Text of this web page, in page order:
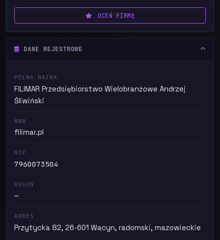
OCEŃ FIRMĘ
DANE REJESTROWE
PEŁNA NAZWA
FILIMAR Przedsiębiorstwo Wielobranżowe Andrzej
Śliwiński
WWW
filimar.pl
NIP
7960073504
REGON
—
ADRES
Przytycka 82, 26-601 Wacyn, radomski, mazowieckie